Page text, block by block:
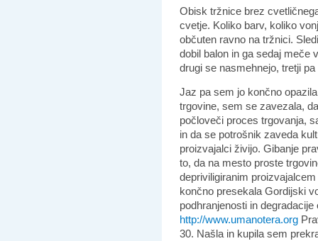
Obisk tržnice brez
cvetje. Koliko barv, koliko
občuten ravno na tržnici.
dobil balon in ga sedaj meče
drugi se nasmehnejo, tretji
Jaz pa sem jo končno
trgovine, sem se zavezala,
počloveči proces trgovanja,
in da se potrošnik zaveda
proizvajalci živijo. Gibanje
to, da na mesto proste
depriviligiranim
končno presekala Gordijski
podhranjenosti in
http://www.umanotera.org
30. Našla in kupila sem